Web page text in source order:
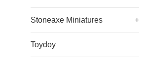
Stoneaxe Miniatures +
Toydoy